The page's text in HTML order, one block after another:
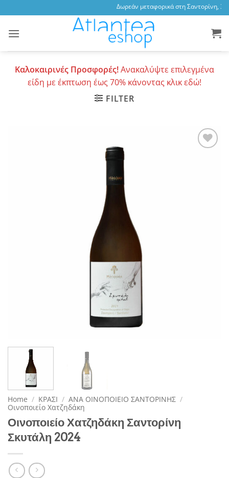
to
content
Δωρεάν μεταφορικά στη Σαντορίνη,
Καλοκαιρινές Προσφορές!Ανακαλύψτε επιλεγμένα
είδη με έκπτωση έως 70% κάνοντας κλικ εδώ!
FILTER
Home / ΚΡΑΣΙ / ΑΝΑ ΟΙΝΟΠΟΙΕΙΟ ΣΑΝΤΟΡΙΝΗΣ /
Οινοποιείο Χατζηδάκη
Οινοποιείο Χατζηδάκη Σαντορίνη
Σκυτάλη 2024